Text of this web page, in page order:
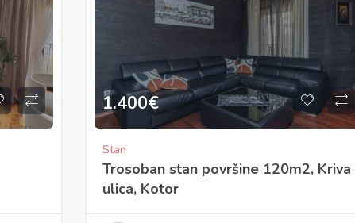
1.400€
Stan
Trosoban stan površine 120m2, Kriva
ulica, Kotor